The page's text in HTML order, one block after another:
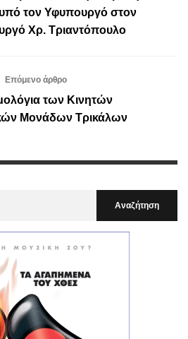
τον Υφυπουργό στον
Χρ. Τριαντόπουλο
Επόμενο άρθρο
των Κινητών
Μονάδων Τρικάλων